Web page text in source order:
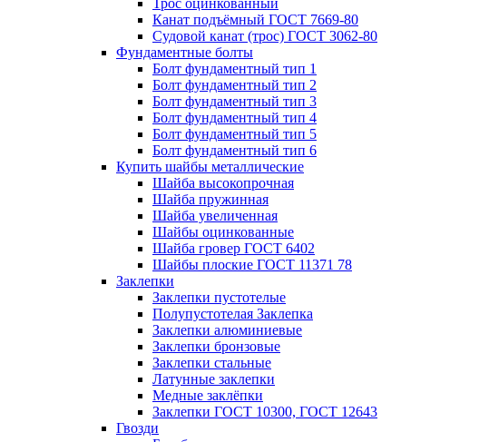
Трос оцинкованный
Канат подъёмный ГОСТ 7669-80
Судовой канат (трос) ГОСТ 3062-80
Фундаментные болты
Болт фундаментный тип 1
Болт фундаментный тип 2
Болт фундаментный тип 3
Болт фундаментный тип 4
Болт фундаментный тип 5
Болт фундаментный тип 6
Купить шайбы металлические
Шайба высокопрочная
Шайба пружинная
Шайба увеличенная
Шайбы оцинкованные
Шайба гровер ГОСТ 6402
Шайбы плоские ГОСТ 11371 78
Заклепки
Заклепки пустотелые
Полупустотелая Заклепка
Заклепки алюминиевые
Заклепки бронзовые
Заклепки стальные
Латунные заклепки
Медные заклёпки
Заклепки ГОСТ 10300, ГОСТ 12643
Гвозди